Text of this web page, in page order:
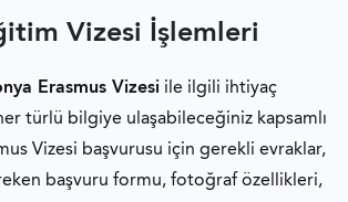
VIZESI
VIZESI
Vizesi İşlemleri
Erasmus Vizesi ile ilgili ihtiyaç
türlü bilgiye ulaşabileceğiniz kapsamlı
Vizesi başvurusu için gerekli evraklar,
başvuru formu, fotoğraf özellikleri,